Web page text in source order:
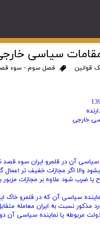
سیاسی
قوانین فصل سوم - سوء
خارجی
والا اگر مجازات خفیف‌ تر
ضرب شود علاوه بر مجازات
سیاسی آن که در قلمرو خاک
مذکور نسبت به ایران معامله
مربوطه یا نماینده سیاسی آن